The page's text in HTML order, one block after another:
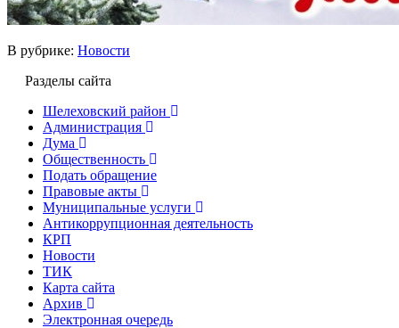
В рубрике: Новости
Разделы сайта
Шелеховский район
Администрация
Дума
Общественность
Подать обращение
Правовые акты
Муниципальные услуги
Антикоррупционная деятельность
КРП
Новости
ТИК
Карта сайта
Архив
Электронная очередь